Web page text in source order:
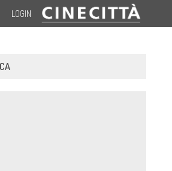
LOGIN